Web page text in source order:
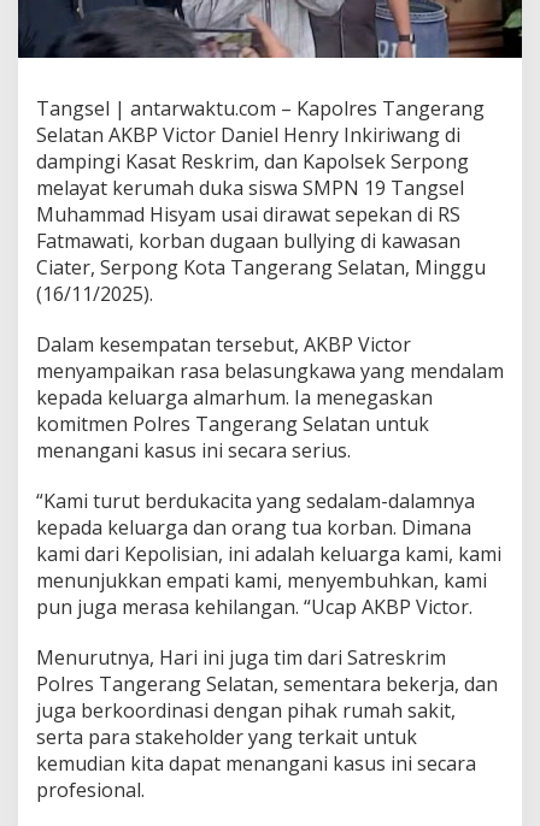
Tangsel | antarwaktu.com – Kapolres Tangerang
Selatan AKBP Victor Daniel Henry Inkiriwang di
dampingi Kasat Reskrim, dan Kapolsek Serpong
melayat kerumah duka siswa SMPN 19 Tangsel
Muhammad Hisyam usai dirawat sepekan di RS
Fatmawati, korban dugaan bullying di kawasan
Ciater, Serpong Kota Tangerang Selatan, Minggu
(16/11/2025).
Dalam kesempatan tersebut, AKBP Victor
menyampaikan rasa belasungkawa yang mendalam
kepada keluarga almarhum. Ia menegaskan
komitmen Polres Tangerang Selatan untuk
menangani kasus ini secara serius.
“Kami turut berdukacita yang sedalam-dalamnya
kepada keluarga dan orang tua korban. Dimana
kami dari Kepolisian, ini adalah keluarga kami, kami
menunjukkan empati kami, menyembuhkan, kami
pun juga merasa kehilangan. “Ucap AKBP Victor.
Menurutnya, Hari ini juga tim dari Satreskrim
Polres Tangerang Selatan, sementara bekerja, dan
juga berkoordinasi dengan pihak rumah sakit,
serta para stakeholder yang terkait untuk
kemudian kita dapat menangani kasus ini secara
profesional.